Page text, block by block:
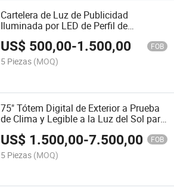
Cartelera de Luz de Publicidad
Iluminada por LED de Perfil de
Aluminio de Pie 6 con Desplazamiento
US$ 500,00-1.500,00 FOB
5 Piezas (MOQ)
75" Tótem Digital de Exterior a Prueba
de Clima y Legible a la Luz del Sol para
US$ 1.500,00-7.500,00 FOB
5 Piezas (MOQ)